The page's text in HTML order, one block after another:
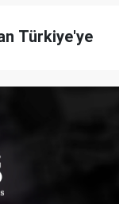
Türkiye'ye